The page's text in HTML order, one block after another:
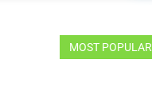
MOST POPULAR